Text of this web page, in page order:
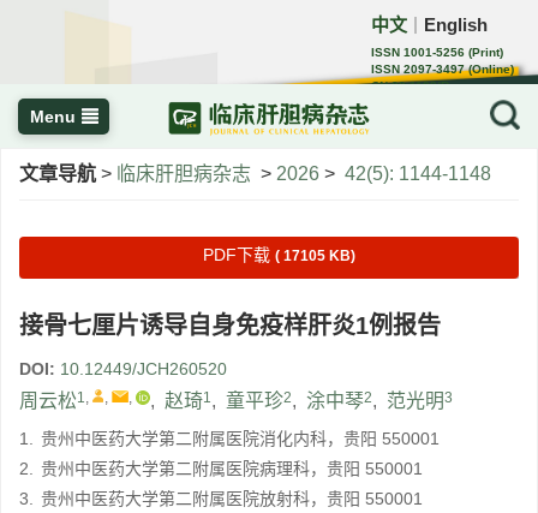
中文 English
ISSN 1001-5256 (Print)
ISSN 2097-3497 (Online)
CN 22-1108/R
Menu
文章导航 > 临床肝胆病杂志 > 2026 > 42(5): 1144-1148
PDF下载 ( 17105 KB)
接骨七厘片诱导自身免疫样肝炎1例报告
DOI: 10.12449/JCH260520
周云松1, , , , 赵琦1, 童平珍2, 涂中琴2, 范光明3
1. 贵州中医药大学第二附属医院消化内科，贵阳 550001
2. 贵州中医药大学第二附属医院病理科，贵阳 550001
3. 贵州中医药大学第二附属医院放射科，贵阳 550001